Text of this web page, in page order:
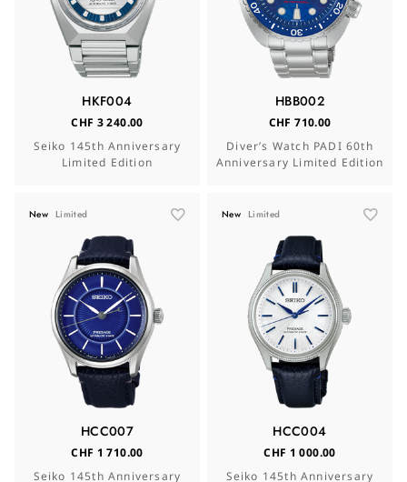
HKF004
CHF 3 240.00
Seiko 145th Anniversary
Limited Edition
HBB002
CHF 710.00
Diver’s Watch PADI 60th
Anniversary Limited Edition
New Limited
HCC007
CHF 1 710.00
Seiko 145th Anniversary
New Limited
HCC004
CHF 1 000.00
Seiko 145th Anniversary